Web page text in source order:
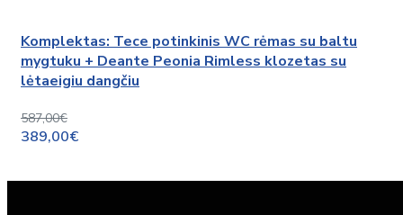
Komplektas: Tece potinkinis WC rėmas su baltu
mygtuku + Deante Peonia Rimless klozetas su
lėtaeigiu dangčiu
587,00€
389,00€